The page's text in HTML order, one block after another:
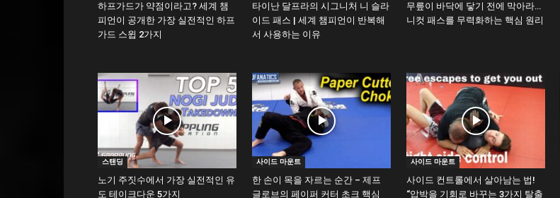
하프가드가 약점이라고? 세계 챔
피언이 공개한 가장 실전적인 하프
가드 스윕 2가지
타이난 달프라의 시그니처 니 슬라
이드 패스 | 세계 챔피언이 반복해
서 사용하는 이유
무릎이 바닥에 닿기 전에 막아라…
니컷 패스를 무력화하는 핵심 원리
스탠딩
노기 주짓수에서 가장 실전적인 유
도 테이크다운 5가지
사이드 마운트
한 손이 목을 자르는 순간 – 제프
글로브의 페이퍼 커터 초크 핵심
사이드 마운트
사이드 컨트롤에서 살아남는 법!
“압박을 기회로 바꾸는 3가지 탈출